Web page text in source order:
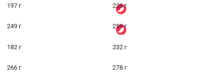
197 г 226 г
249 г 259 г
182 г 232 г
266 г 278 г